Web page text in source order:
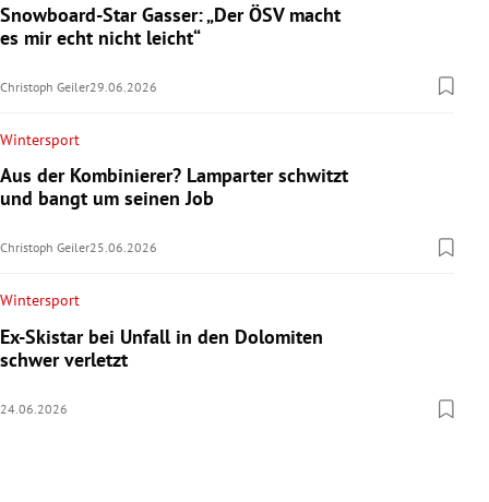
Snowboard-Star Gasser: „Der ÖSV macht
es mir echt nicht leicht“
Christoph Geiler29.06.2026
Wintersport
Aus der Kombinierer? Lamparter schwitzt
und bangt um seinen Job
Christoph Geiler25.06.2026
Wintersport
Ex-Skistar bei Unfall in den Dolomiten
schwer verletzt
24.06.2026